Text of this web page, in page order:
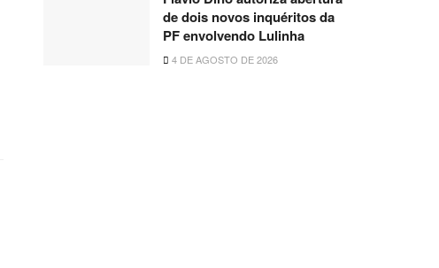
de dois novos inquéritos da
PF envolvendo Lulinha
4 DE AGOSTO DE 2026